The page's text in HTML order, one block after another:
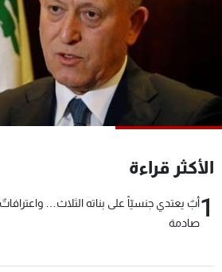
الأكثر قراءة
1أبٌ يعتدي جنسيّاً على بناته الثلاث… واعترافاتٌ
صادمة
جدول البرامج
شاهد البرامج
الترددات
الإنـتـاج
سياسة